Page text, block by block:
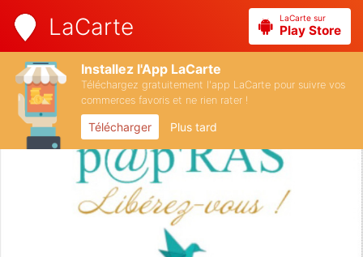
LaCarte LaCarte sur
Play Store
Installez l'App LaCarte
Téléchargez gratuitement l'app LaCarte pour suivre vos
commerces favoris et ne rien rater !
Télécharger Plus tard